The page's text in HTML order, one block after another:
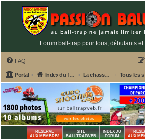
Forum ball-trap pour tous, débutants et
FAQ
Portal Index du forum La chasse et le matériel de chasse
RÉSERVÉ
AUX MEMBRES
SITE
BALLTRAPWEB
INDEX DU
FORUM
AUX